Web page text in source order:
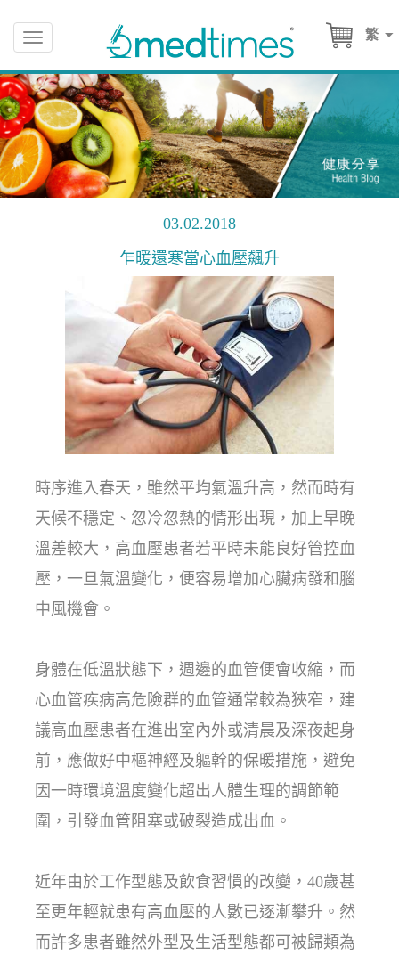
繁
Toggle
navigation
03.02.2018
乍暖還寒當心血壓飆升
時序進入春天，雖然平均氣溫升高，然而時有
天候不穩定、忽冷忽熱的情形出現，加上早晚
溫差較大，高血壓患者若平時未能良好管控血
壓，一旦氣溫變化，便容易增加心臟病發和腦
中風機會。
身體在低溫狀態下，週邊的血管便會收縮，而
心血管疾病高危險群的血管通常較為狹窄，建
議高血壓患者在進出室內外或清晨及深夜起身
前，應做好中樞神經及軀幹的保暖措施，避免
因一時環境溫度變化超出人體生理的調節範
圍，引發血管阻塞或破裂造成出血。
近年由於工作型態及飲食習慣的改變，40歲甚
至更年輕就患有高血壓的人數已逐漸攀升。然
而許多患者雖然外型及生活型態都可被歸類為